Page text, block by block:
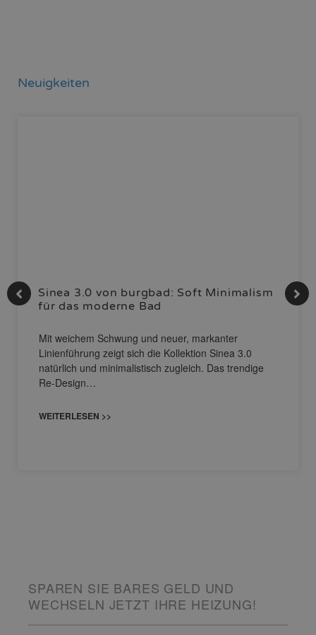
Neuigkeiten
Sinea 3.0 von burgbad: Soft Minimalism
für das moderne Bad
Mit weichem Schwung und neuer, markanter
Linienführung zeigt sich die Kollektion Sinea 3.0
natürlich und minimalistisch zugleich. Das trendige
Re-Design…
WEITERLESEN >>
SPAREN SIE BARES GELD UND
WECHSELN JETZT IHRE HEIZUNG!